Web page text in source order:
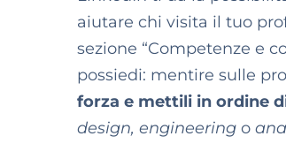
aiutare chi visita il tuo
sezione “Competenze e
possiedi: mentire sulle
forza e mettili in ordine
design, engineering o